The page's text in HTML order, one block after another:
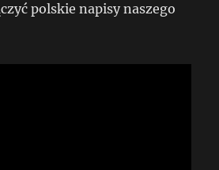
polskie napisy naszego